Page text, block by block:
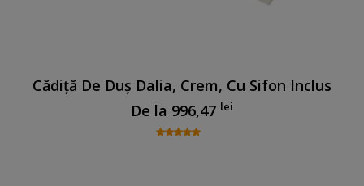
Cădiță De Duș Dalia, Crem, Cu Sifon Inclus
De la 996,47 lei